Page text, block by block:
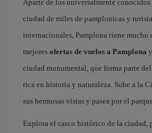
Aparte de los universalmente
ciudad de miles de pamplonicas y
internacionales, Pamplona tiene mucho
mejores ofertas de vuelos a Pamplona
ciudad monumental, que forma parte del
rica en historia y naturaleza. Sube a la
sus hermosas vistas y pasea por el
Explora el casco histórico de la ciudad,